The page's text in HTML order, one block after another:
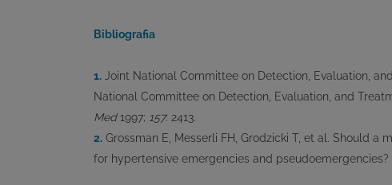
Bibliografia
1. Joint National Committee on Detection, Evaluation,
National Committee on Detection, Evaluation, and
Med1997; 157: 2413.
2. Grossman E, Messerli FH, Grodzicki T, et al. Should
for hypertensive emergencies and pseudoemergencies?